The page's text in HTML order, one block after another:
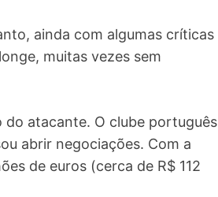
ainda com algumas críticas
muitas vezes sem
do atacante. O clube português
abrir negociações. Com a
de euros (cerca de R$ 112